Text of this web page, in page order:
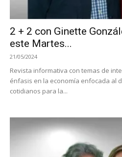
2 + 2 con Ginette
este Martes...
21/05/2024
Revista informativa con temas de
énfasis en la economía enfocada al
cotidianos para la...